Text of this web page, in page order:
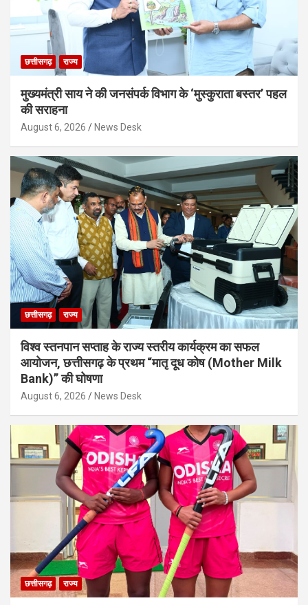
छत्तीसगढ़ राज्य
मुख्यमंत्री साय ने की जनसंपर्क विभाग के ‘मुस्कुराता बस्तर’ पहल
की सराहना
August 6, 2026 News Desk
छत्तीसगढ़ राज्य
विश्व स्तनपान सप्ताह के राज्य स्तरीय कार्यक्रम का सफल
आयोजन, छत्तीसगढ़ के प्रथम “मातृ दूध कोष (Mother Milk
Bank)” की घोषणा
August 6, 2026 News Desk
छत्तीसगढ़ राज्य